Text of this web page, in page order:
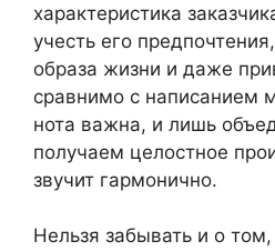
характеристика
учесть его
образа жизни и даже
сравнимо с написанием
нота важна, и лишь
получаем целостное
звучит гармонично.
Нельзя забывать и о